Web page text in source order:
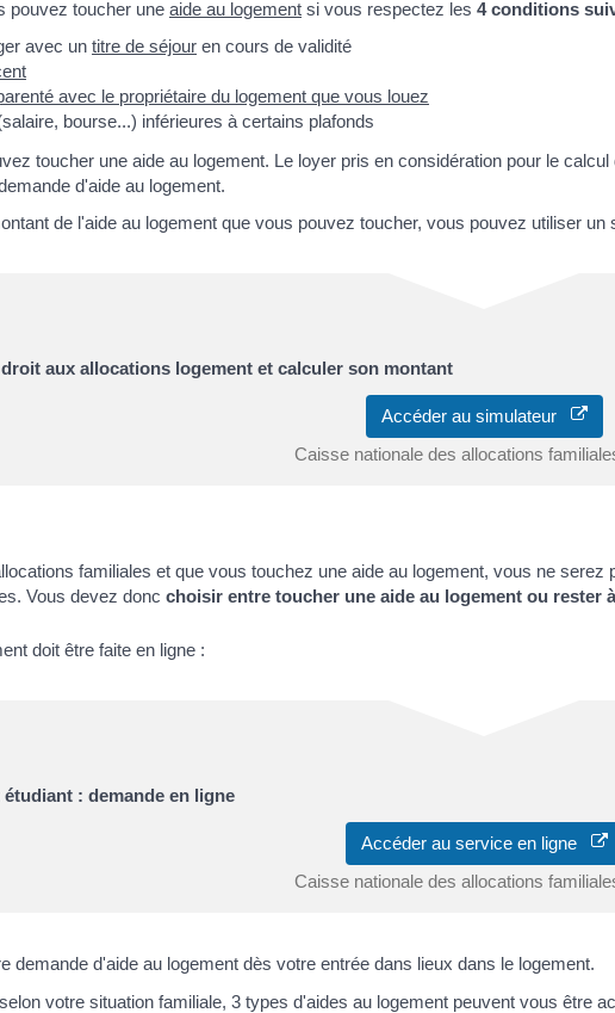
pouvez toucher une aide au logement si vous respectez les 4 conditions
avec un titre de séjour en cours de validité
avec le propriétaire du logement que vous louez
bourse...) inférieures à certains plafonds
toucher une aide au logement. Le loyer pris en considération pour le
d'aide au logement.
de l'aide au logement que vous pouvez toucher, vous pouvez utiliser un
aux allocations logement et calculer son montant
Accéder au simulateur
Caisse nationale des allocations
familiales et que vous touchez une aide au logement, vous ne serez
Vous devez doncchoisir entre toucher une aide au logement ou rester
doit être faite en ligne :
: demande en ligne
Accéder au service en ligne
Caisse nationale des allocations
demande d'aide au logement dès votre entrée dans lieux dans le logement.
votre situation familiale, 3 types d'aides au logement peuvent vous être